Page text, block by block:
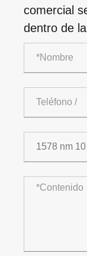
comercial
dentro de